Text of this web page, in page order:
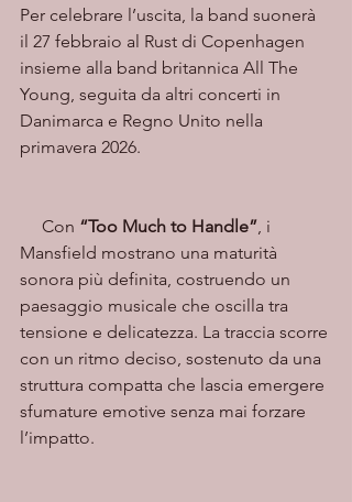
Per celebrare l’uscita, la band suonerà
il 27 febbraio al Rust di Copenhagen
insieme alla band britannica All The
Young, seguita da altri concerti in
Danimarca e Regno Unito nella
primavera 2026.
     Con
“Too Much to Handle”, i
Mansfield mostrano una maturità
sonora più definita, costruendo un
paesaggio musicale che oscilla tra
tensione e delicatezza. La traccia scorre
con un ritmo deciso, sostenuto da una
struttura compatta che lascia emergere
sfumature emotive senza mai forzare
l’impatto.